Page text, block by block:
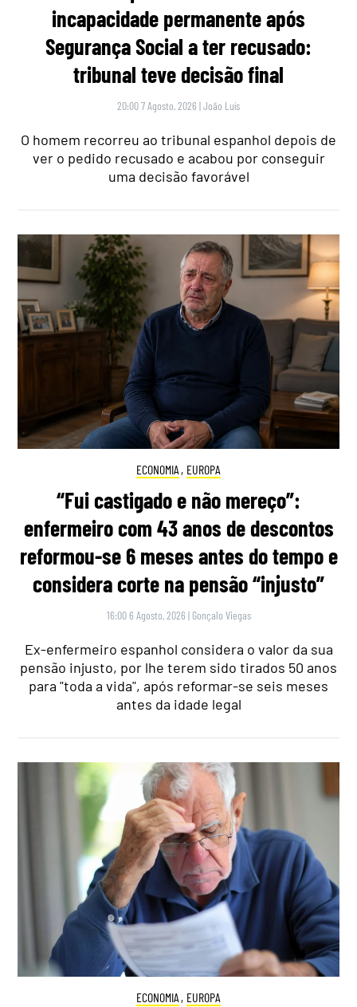
incapacidade permanente após
Segurança Social a ter recusado:
tribunal teve decisão final
20:00 7 Agosto, 2026 |João Luís
O homem recorreu ao tribunal espanhol depois de
ver o pedido recusado e acabou por conseguir
uma decisão favorável
ECONOMIA , EUROPA
“Fui castigado e não mereço”:
enfermeiro com 43 anos de descontos
reformou-se 6 meses antes do tempo e
considera corte na pensão “injusto”
16:00 6 Agosto, 2026 | Gonçalo Viegas
Ex-enfermeiro espanhol considera o valor da sua
pensão injusto, por lhe terem sido tirados 50 anos
para "toda a vida", após reformar-se seis meses
antes da idade legal
ECONOMIA , EUROPA